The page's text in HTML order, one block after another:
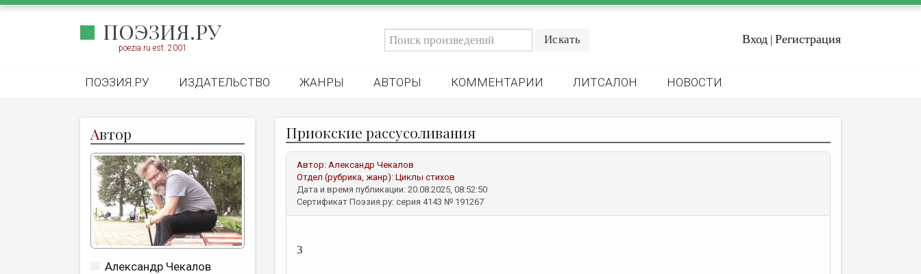
ПОЭЗИЯ.РУ
poezia.ru est. 2001
Вход | Регистрация
ПОЭЗИЯ.РУ ИЗДАТЕЛЬСТВО ЖАНРЫ АВТОРЫ КОММЕНТАРИИ ЛИТСАЛОН НОВОСТИ
Автор
Александр Чекалов
Приокские рассусоливания
Автор: Александр Чекалов
Отдел (рубрика, жанр): Циклы стихов
Дата и время публикации: 20.08.2025, 08:52:50
Сертификат Поэзия.ру: серия 4143 № 191267
3